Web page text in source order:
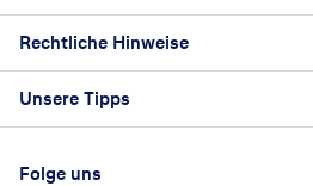
Kontakt
LCC Urlaubswelten
Rechtliche Hinweise
AGB
Datenschutz
Unsere Tipps
Folge uns